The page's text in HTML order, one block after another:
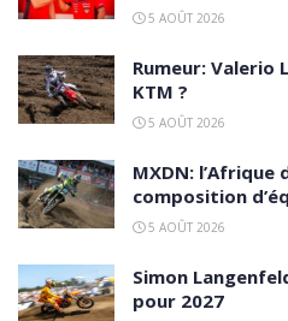
5 AOÛT 2026
Rumeur: Valerio
KTM ?
5 AOÛT 2026
MXDN: l’Afrique
composition
5 AOÛT 2026
Simon
pour 2027